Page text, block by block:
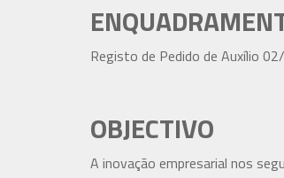
Registo de Pedido de Auxílio
OBJECTIVO
A inovação empresarial nos